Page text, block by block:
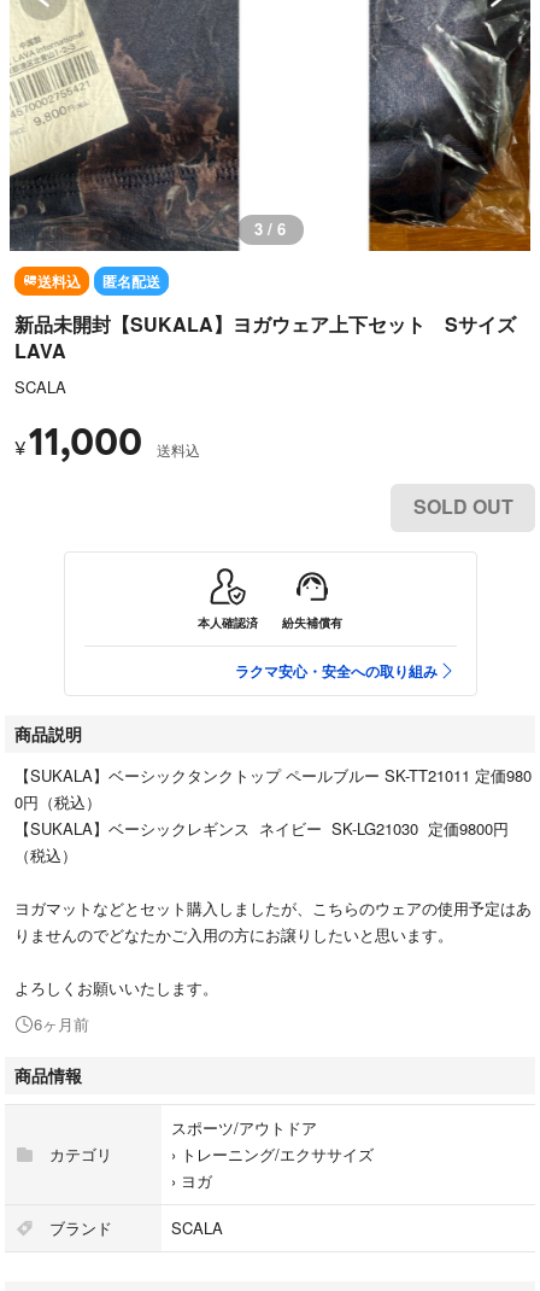
3 / 6
送料込 匿名配送
新品未開封【SUKALA】ヨガウェア上下セット Sサイズ
LAVA
SCALA
¥11,000 送料込
SOLD OUT
本人確認済 紛失補償有
ラクマ安心・安全への取り組み
商品説明
【SUKALA】ベーシックタンクトップ ペールブルー SK-TT21011 定価980
0円（税込）
【SUKALA】ベーシックレギンス ネイビー SK-LG21030 定価9800円
（税込）
ヨガマットなどとセット購入しましたが、こちらのウェアの使用予定はあ
りませんのでどなたかご入用の方にお譲りしたいと思います。
よろしくお願いいたします。
6ヶ月前
商品情報
カテゴリ
スポーツ/アウトドア
› トレーニング/エクササイズ
› ヨガ
ブランド SCALA